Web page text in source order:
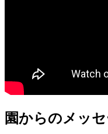
園からのメッ